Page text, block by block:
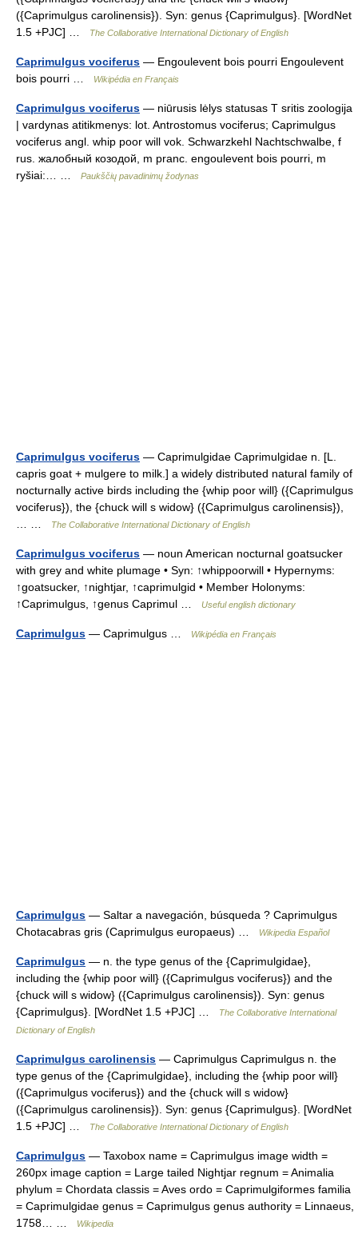
({Caprimulgus carolinensis}). Syn: genus {Caprimulgus}. [WordNet
1.5 +PJC] …
The Collaborative International Dictionary of English
Caprimulgus vociferus — Engoulevent bois pourri Engoulevent
bois pourri …
Wikipédia en Français
Caprimulgus vociferus — niūrusis lėlys statusas T sritis zoologija
| vardynas atitikmenys: lot. Antrostomus vociferus; Caprimulgus
vociferus angl. whip poor will vok. Schwarzkehl Nachtschwalbe, f
rus. жалобный козодой, m pranc. engoulevent bois pourri, m
ryšiai:… …
Paukščių pavadinimų žodynas
Caprimulgus vociferus — Caprimulgidae Caprimulgidae n. [L.
capris goat + mulgere to milk.] a widely distributed natural family of
nocturnally active birds including the {whip poor will} ({Caprimulgus
vociferus}), the {chuck will s widow} ({Caprimulgus carolinensis}),
The Collaborative International Dictionary of English
Caprimulgus vociferus — noun American nocturnal goatsucker
with grey and white plumage • Syn: ↑whippoorwill • Hypernyms:
↑goatsucker, ↑nightjar, ↑caprimulgid • Member Holonyms:
↑Caprimulgus, ↑genus Caprimul …
Useful english dictionary
Caprimulgus — Caprimulgus … Wikipédia en Français
Caprimulgus — Saltar a navegación, búsqueda ? Caprimulgus
Chotacabras gris (Caprimulgus europaeus) …
Wikipedia Español
Caprimulgus — n. the type genus of the {Caprimulgidae},
including the {whip poor will} ({Caprimulgus vociferus}) and the
{chuck will s widow} ({Caprimulgus carolinensis}). Syn: genus
{Caprimulgus}. [WordNet 1.5 +PJC] …
The Collaborative International
Dictionary of English
Caprimulgus carolinensis — Caprimulgus Caprimulgus n. the
type genus of the {Caprimulgidae}, including the {whip poor will}
({Caprimulgus vociferus}) and the {chuck will s widow}
({Caprimulgus carolinensis}). Syn: genus {Caprimulgus}. [WordNet
1.5 +PJC] …
The Collaborative International Dictionary of English
Caprimulgus — Taxobox name = Caprimulgus image width =
260px image caption = Large tailed Nightjar regnum = Animalia
phylum = Chordata classis = Aves ordo = Caprimulgiformes familia
= Caprimulgidae genus = Caprimulgus genus authority = Linnaeus,
1758… …
Wikipedia